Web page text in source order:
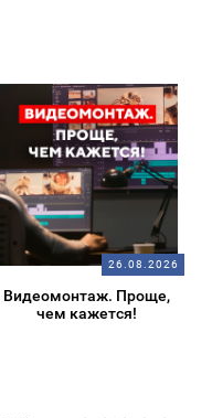
26.08.2026
Видеомонтаж. Проще,
чем кажется!